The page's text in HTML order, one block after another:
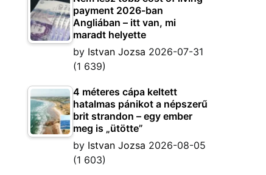
payment 2026-ban
Angliában – itt van, mi
maradt helyette
by Istvan Jozsa 2026-07-31
(1 639)
4 méteres cápa keltett
hatalmas pánikot a népszerű
brit strandon – egy ember
meg is „ütötte”
by Istvan Jozsa 2026-08-05
(1 603)